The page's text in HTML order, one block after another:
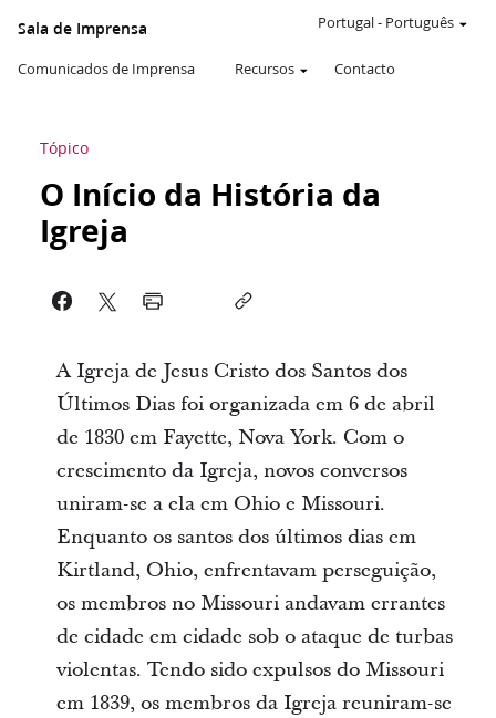
Sala de Imprensa
Comunicados de Imprensa Recursos Contacto
Portugal- Português
Tópico
O Início da História da
Igreja
A Igreja de Jesus Cristo dos Santos dos
Últimos Dias foi organizada em 6 de abril
de 1830 em Fayette, Nova York. Com o
crescimento da Igreja, novos conversos
uniram-se a ela em Ohio e Missouri.
Enquanto os santos dos últimos dias em
Kirtland, Ohio, enfrentavam perseguição,
os membros no Missouri andavam errantes
de cidade em cidade sob o ataque de turbas
violentas. Tendo sido expulsos do Missouri
em 1839, os membros da Igreja reuniram-se